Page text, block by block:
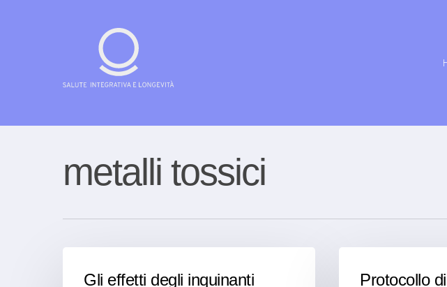
Cerca su demariani.ch e clicca su invia
metalli tossici
Gli effetti degli inquinanti
Protocollo